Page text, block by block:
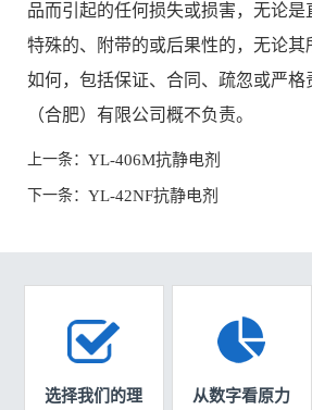
品而引起的任何损失或损害，无论是
特殊的、附带的或后果性的，无论其
如何，包括保证、合同、疏忽或严格
（合肥）有限公司概不负责。
上一条： YL-406M抗静电剂
下一条： YL-42NF抗静电剂
选择我们的理
从数字看原力